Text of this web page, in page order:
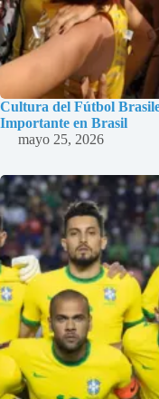
Cultura del Fútbol
Importante en Brasil
mayo 25, 2026